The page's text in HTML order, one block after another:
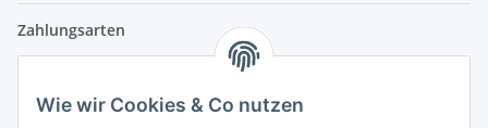
Wie wir Cookies & Co nutzen
Zahlungsarten
Versandpartner